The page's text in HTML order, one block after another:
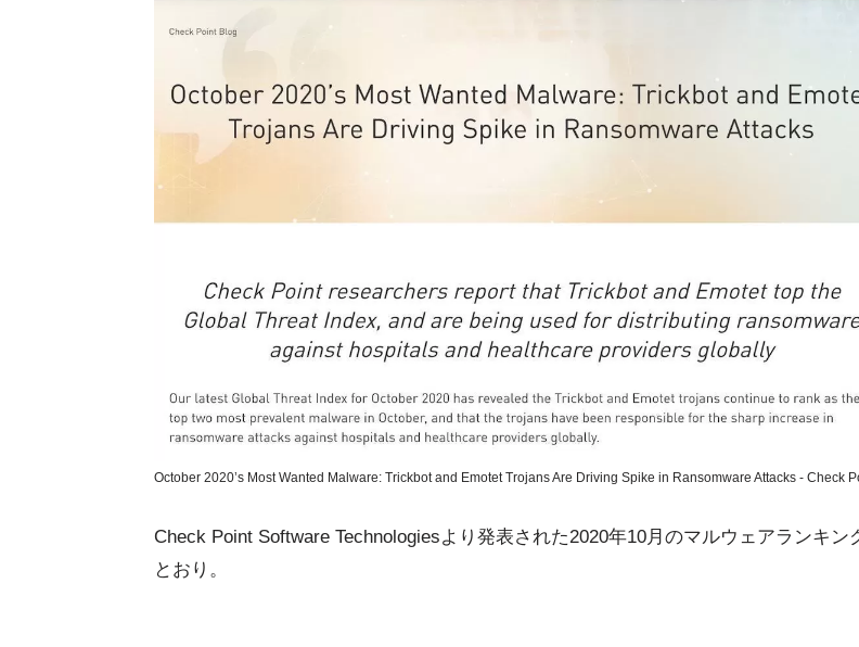
October 2020’s Most Wanted Malware: Trickbot and Emotet Trojans Are Driving Spike in Ransomware Attacks - Check
Check Point Software Technologiesより発表された2020年10月のマルウェアランキン
とおり。